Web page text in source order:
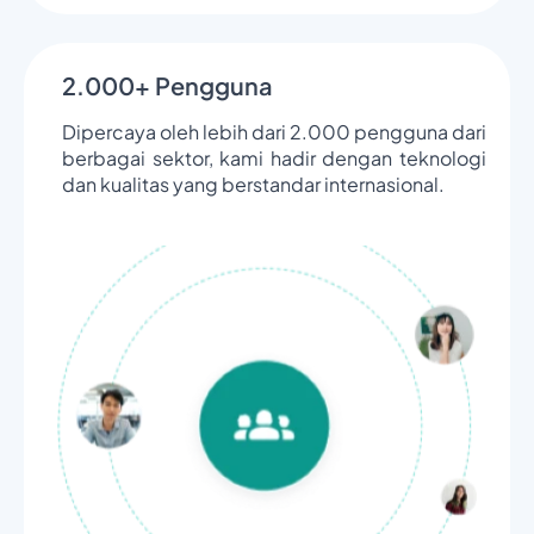
2.000+ Pengguna
Dipercaya oleh lebih dari 2.000 pengguna dari
berbagai sektor, kami hadir dengan teknologi
dan kualitas yang berstandar internasional.